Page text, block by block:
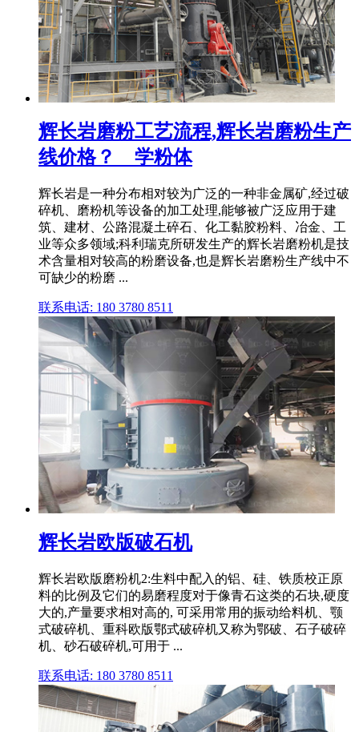
辉长岩磨粉工艺流程,辉长岩磨粉生产
线价格？ _ 学粉体
辉长岩是一种分布相对较为广泛的一种非金属矿,经过破
碎机、磨粉机等设备的加工处理,能够被广泛应用于建
筑、建材、公路混凝土碎石、化工黏胶粉料、冶金、工
业等众多领域;科利瑞克所研发生产的辉长岩磨粉机是技
术含量相对较高的粉磨设备,也是辉长岩磨粉生产线中不
可缺少的粉磨 ...
联系电话: 180 3780 8511
辉长岩欧版破石机
辉长岩欧版磨粉机2:生料中配入的铝、硅、铁质校正原
料的比例及它们的易磨程度对于像青石这类的石块,硬度
大的,产量要求相对高的, 可采用常用的振动给料机、颚
式破碎机、重科欧版鄂式破碎机又称为鄂破、石子破碎
机、砂石破碎机,可用于 ...
联系电话: 180 3780 8511